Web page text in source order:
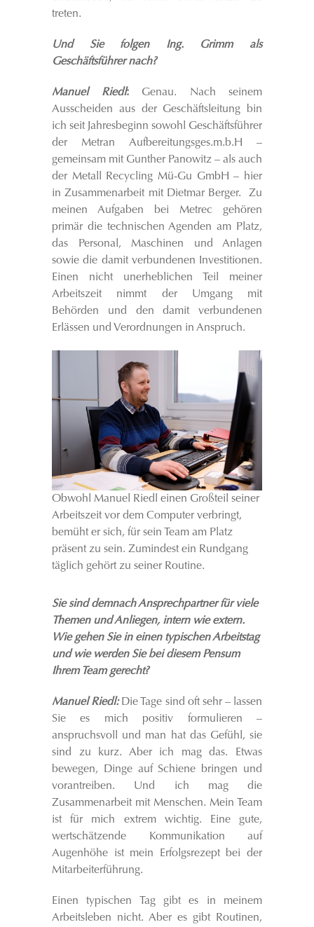
treten.
Und Sie folgen Ing. Grimm als
Geschäftsführer nach?
Manuel Riedl:Genau. Nach seinem
Ausscheiden aus der Geschäftsleitung bin
ich seit Jahresbeginn sowohl Geschäftsführer
der Metran Aufbereitungsges.m.b.H –
gemeinsam mit Gunther Panowitz – als auch
der Metall Recycling Mü-Gu GmbH – hier
in Zusammenarbeit mit Dietmar Berger. Zu
meinen Aufgaben bei Metrec gehören
primär die technischen Agenden am Platz,
das Personal, Maschinen und Anlagen
sowie die damit verbundenen Investitionen.
Einen nicht unerheblichen Teil meiner
Arbeitszeit nimmt der Umgang mit
Behörden und den damit verbundenen
Erlässen und Verordnungen in Anspruch.
Obwohl Manuel Riedl einen Großteil seiner
Arbeitszeit vor dem Computer verbringt,
bemüht er sich, für sein Team am Platz
präsent zu sein. Zumindest ein Rundgang
täglich gehört zu seiner Routine.
Sie sind demnach Ansprechpartner für viele
Themen und Anliegen, intern wie extern.
Wie gehen Sie in einen typischen Arbeitstag
und wie werden Sie bei diesem Pensum
Ihrem Team gerecht?
Manuel Riedl:Die Tage sind oft sehr – lassen
Sie es mich positiv formulieren –
anspruchsvoll und man hat das Gefühl, sie
sind zu kurz. Aber ich mag das. Etwas
bewegen, Dinge auf Schiene bringen und
vorantreiben. Und ich mag die
Zusammenarbeit mit Menschen. Mein Team
ist für mich extrem wichtig. Eine gute,
wertschätzende Kommunikation auf
Augenhöhe ist mein Erfolgsrezept bei der
Mitarbeiterführung.
Einen typischen Tag gibt es in meinem
Arbeitsleben nicht. Aber es gibt Routinen,